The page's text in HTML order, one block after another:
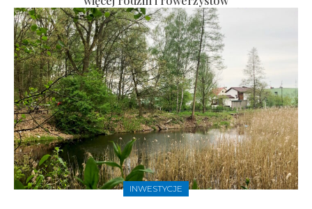
INWESTYCJE